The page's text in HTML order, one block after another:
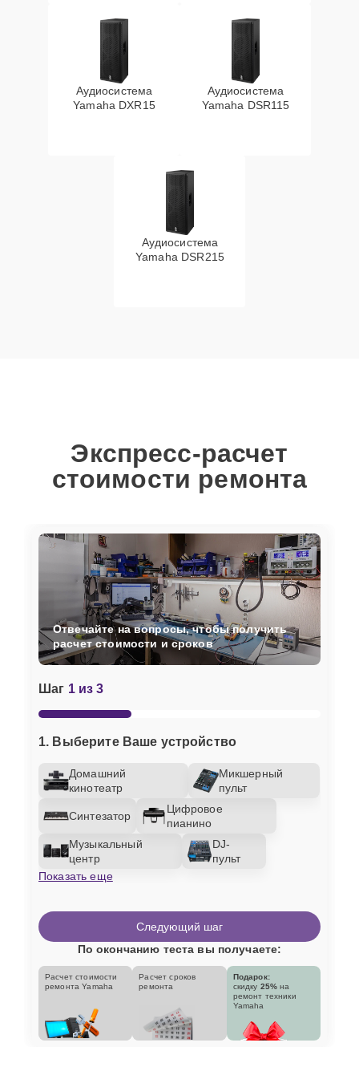
Аудиосистема
Yamaha DXR15
Аудиосистема
Yamaha DSR115
Аудиосистема
Yamaha DSR215
Экспресс-расчет
стоимости ремонта
Шаг 1 из 3
1. Выберите Ваше устройство
Домашний
кинотеатр
Микшерный
пульт
Синтезатор
Цифровое
пианино
Музыкальный
центр
DJ-
пульт
Показать еще
Отвечайте на вопросы, чтобы получить
расчет стоимости и сроков
Следующий шаг
По окончанию теста вы получаете:
Расчет стоимости
ремонта Yamaha
Расчет сроков
ремонта
Подарок:
скидку 25% на
ремонт техники
Yamaha